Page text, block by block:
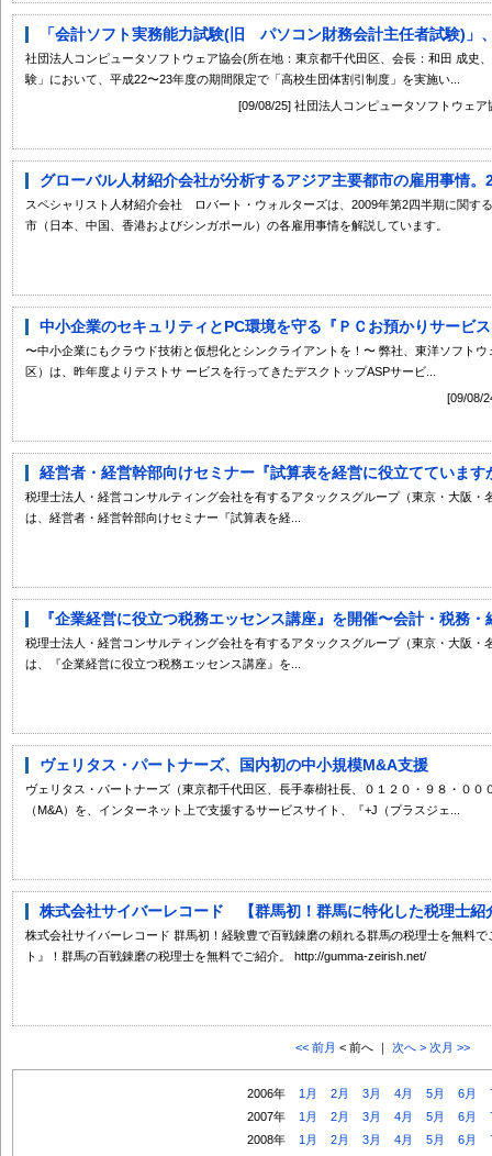
「会計ソフト実務能力試験(旧 パソコン財務会計主任者試験)」
社団法人コンピュータソフトウェア協会(所在地：東京都千代田区、会長：和田 成史
験」において、平成22〜23年度の期間限定で「高校生団体割引制度」を実施い...
[09/08/25] 社団法人コンピュータソフトウェ
グローバル人材紹介会社が分析するアジア主要都市の雇用事情
スペシャリスト人材紹介会社 ロバート・ウォルターズは、2009年第2四半期に関す
市（日本、中国、香港およびシンガポール）の各雇用事情を解説しています。
中小企業のセキュリティとPC環境を守る『ＰＣお預かりサービ
〜中小企業にもクラウド技術と仮想化とシンクライアントを！〜 弊社、東洋ソフト
区）は、昨年度よりテストサ ービスを行ってきたデスクトップASPサービ...
[09/08/
経営者・経営幹部向けセミナー『試算表を経営に役立てています
税理士法人・経営コンサルティング会社を有するアタックスグループ（東京・大阪
は、経営者・経営幹部向けセミナー『試算表を経...
『企業経営に役立つ税務エッセンス講座』を開催〜会計・税務
税理士法人・経営コンサルティング会社を有するアタックスグループ（東京・大阪
は、『企業経営に役立つ税務エッセンス講座』を...
ヴェリタス・パートナーズ、国内初の中小規模M&A支援
ヴェリタス・パートナーズ（東京都千代田区、長手泰樹社長、０１２０・９８・０
（M&A）を、インターネット上で支援するサービスサイト、『+J（プラスジェ...
株式会社サイバーレコード 【群馬初！群馬に特化した税理士紹
株式会社サイバーレコード 群馬初！経験豊で百戦錬磨の頼れる群馬の税理士を無料
ト』！群馬の百戦錬磨の税理士を無料でご紹介。 http://gumma-zeirish.net/
<< 前月 < 前へ ｜ 次へ > 次月 >>
2006年 1月 2月 3月 4月 5月 6月
2007年
1月 2月 3月 4月 5月 6月
2008年
1月 2月 3月 4月 5月 6月